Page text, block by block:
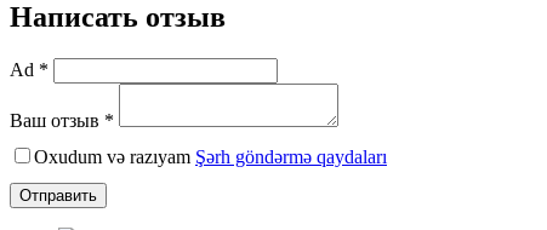
Написать отзыв
Ad *
Ваш отзыв *
Oxudum və razıyam Şərh göndərmə qaydaları
Отправить